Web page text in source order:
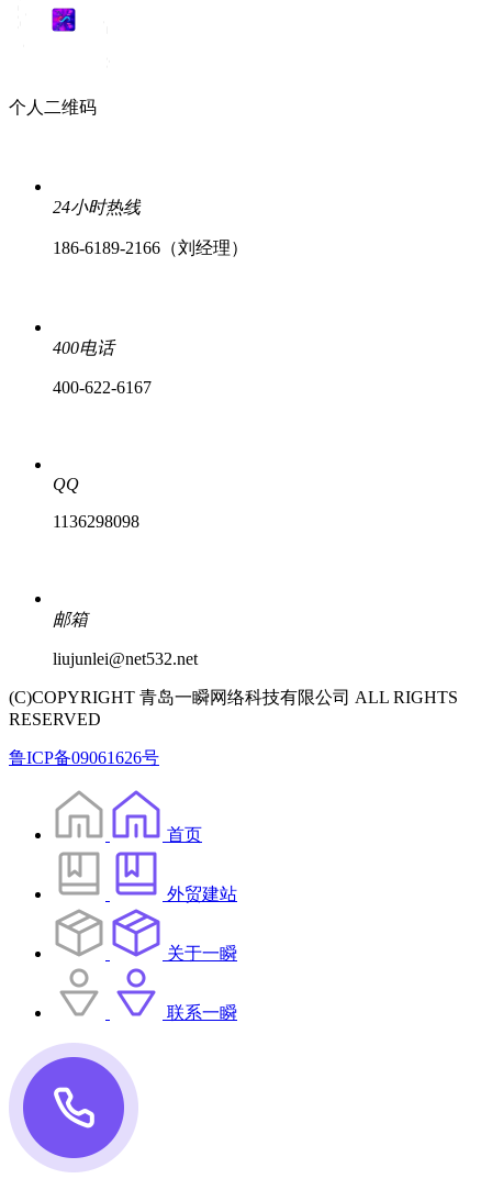
个人二维码
24小时热线
186-6189-2166（刘经理）
400电话
400-622-6167
QQ
1136298098
邮箱
liujunlei@net532.net
(C)COPYRIGHT 青岛一瞬网络科技有限公司 ALL RIGHTS
RESERVED
鲁ICP备09061626号
首页
外贸建站
关于一瞬
联系一瞬